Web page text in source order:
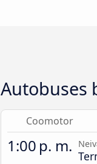
Autobuses
Coomotor
1:00 p. m.